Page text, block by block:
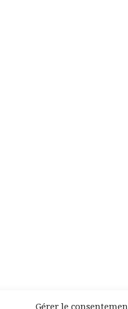
Gérer le